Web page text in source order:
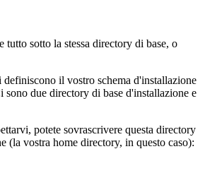
sotto la stessa directory di base, o
il vostro schema d'installazione
due directory di base d'installazione e
potete sovrascrivere questa directory
(la vostra home directory, in questo caso):